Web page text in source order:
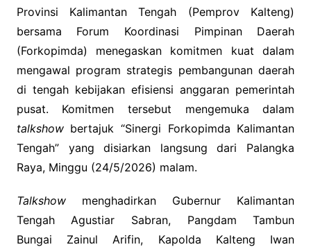
Provinsi Kalimantan Tengah (Pemprov Kalteng)
bersama Forum Koordinasi Pimpinan Daerah
(Forkopimda) menegaskan komitmen kuat dalam
mengawal program strategis pembangunan daerah
di tengah kebijakan efisiensi anggaran pemerintah
pusat. Komitmen tersebut mengemuka dalam
talkshowbertajuk “Sinergi Forkopimda Kalimantan
Tengah” yang disiarkan langsung dari Palangka
Raya, Minggu (24/5/2026) malam.
Talkshowmenghadirkan Gubernur Kalimantan
Tengah Agustiar Sabran, Pangdam Tambun
Bungai Zainul Arifin, Kapolda Kalteng Iwan